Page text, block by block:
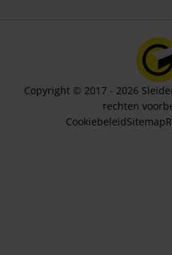
Copyright © 2017 - 2026
rechten
CookiebeleidSitemap